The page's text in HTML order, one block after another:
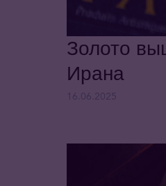
Золото
Ирана